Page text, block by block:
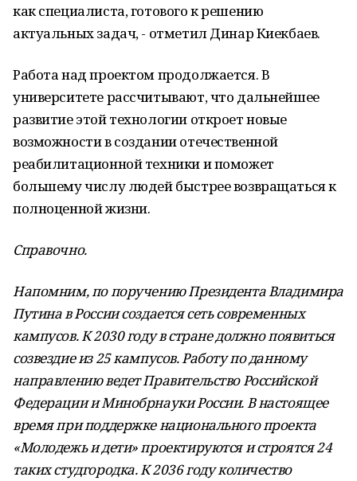
как специалиста, готового к решению
актуальных задач, - отметил Динар Киекбаев.
Работа над проектом продолжается. В
университете рассчитывают, что дальнейшее
развитие этой технологии откроет новые
возможности в создании отечественной
реабилитационной техники и поможет
большему числу людей быстрее возвращаться к
полноценной жизни.
Справочно.
Напомним, по поручению Президента Владимира
Путина в России создается сеть современных
кампусов. К 2030 году в стране должно появиться
созвездие из 25 кампусов. Работу по данному
направлению ведет Правительство Российской
Федерации и Минобрнауки России. В настоящее
время при поддержке национального проекта
«Молодежь и дети» проектируются и строятся 24
таких студгородка. К 2036 году количество